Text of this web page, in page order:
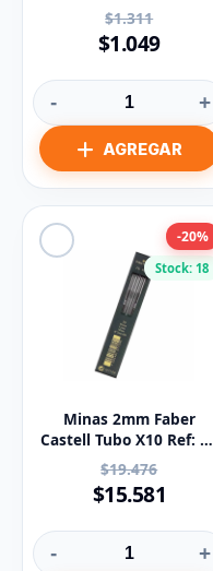
$1.311
$1.049
- +
Stock: 18
-20%
Minas 2mm Faber
Castell Tubo X10 Ref: TK
9071 HB
$19.476
$15.581
- +